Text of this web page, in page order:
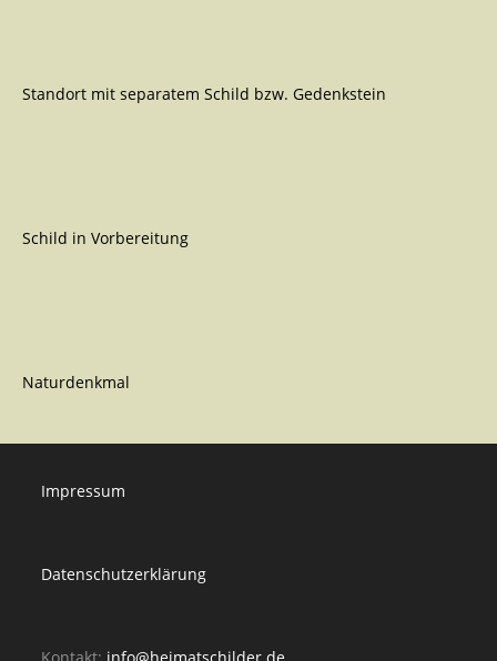
Standort mit separatem Schild bzw. Gedenkstein
Schild in Vorbereitung
Naturdenkmal
Impressum
Datenschutzerklärung